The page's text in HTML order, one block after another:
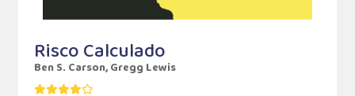
Risco Calculado
Ben S. Carson, Gregg Lewis